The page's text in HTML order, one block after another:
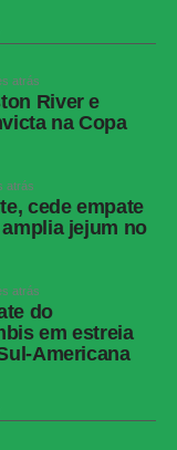
A, 22ª rodada
às 21h, de
de Janeiro (RJ)
Samuel Xavier
minutos do 2º
atrás
River e
na Copa
atrás
cede empate
jejum no
atrás
do
em estreia
Americana